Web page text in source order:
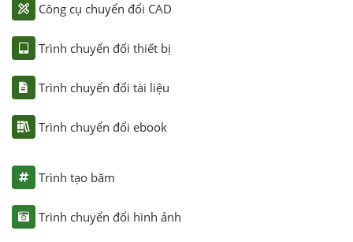
Công cụ chuyển đổi CAD
Trình chuyển đổi thiết bị
Trình chuyển đổi tài liệu
Trình chuyển đổi ebook
Trình tạo băm
Trình chuyển đổi hình ảnh